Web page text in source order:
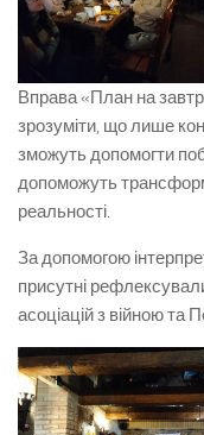
Вправа «План на
зрозуміти, що лише
зможуть допомогти
допоможуть
реальності.
За допомогою
присутні
асоціацій з війною та